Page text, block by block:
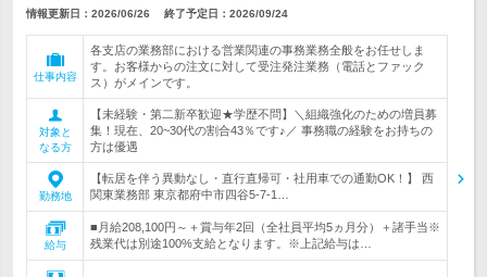
情報更新日：2026/06/26 終了予定日： 2026/09/24
仕事内容
各支店の業務部における営業関連の事務業務全般をお任せしま
す。お客様からの注文に対して受注発注業務（電話とファック
ス）がメインです。
対象と
なる方
【未経験・第二新卒歓迎★学歴不問】＼組織強化のための増員募
集！現在、20~30代の割合43％です♪／ 事務職の経験をお持ちの
方は優遇
勤務地
【転居を伴う異動なし・直行直帰可・社用車での通勤OK！】 西
関東業務部 東京都府中市四谷5-7-1…
給与
■月給208,100円～＋賞与年2回（全社員平均5ヵ月分）＋諸手当※
残業代は別途100%支給となります。※上記給与は…